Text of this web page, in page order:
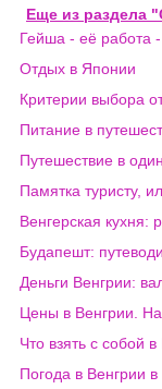
Еще из раздела
Гейша - её работа
Отдых в Японии
Критерии выбора
Питание в
Путешествие в
Памятка туристу,
Венгерская кухня:
Будапешт:
Деньги Венгрии:
Цены в Венгрии. На
Что взять с собой
Погода в Венгрии